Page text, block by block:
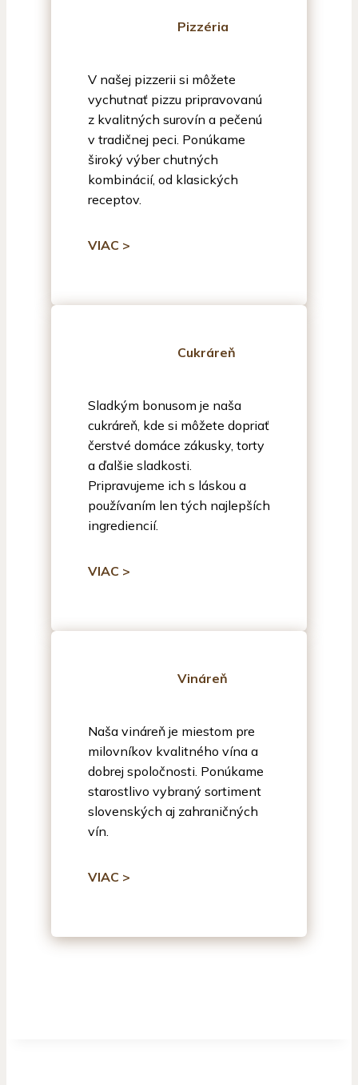
Pizzéria
V našej pizzerii si môžete
vychutnať pizzu pripravovanú
z kvalitných surovín a pečenú
v tradičnej peci. Ponúkame
široký výber chutných
kombinácií, od klasických
receptov.
VIAC >
Cukráreň
Sladkým bonusom je naša
cukráreň, kde si môžete dopriať
čerstvé domáce zákusky, torty
a ďalšie sladkosti.
Pripravujeme ich s láskou a
používaním len tých najlepších
ingrediencií.
VIAC >
Vináreň
Naša vináreň je miestom pre
milovníkov kvalitného vína a
dobrej spoločnosti. Ponúkame
starostlivo vybraný sortiment
slovenských aj zahraničných
vín.
VIAC >